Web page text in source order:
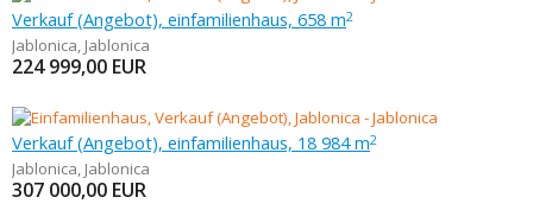
Verkauf (Angebot), einfamilienhaus, 658 m2
Jablonica, Jablonica
224 999,00 EUR
Verkauf (Angebot), einfamilienhaus, 18 984 m2
Jablonica, Jablonica
307 000,00 EUR